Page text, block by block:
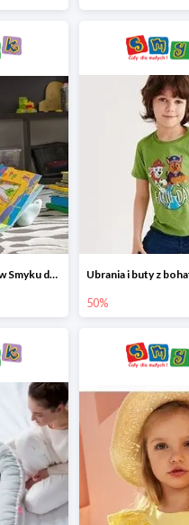
Pierwsze książeczki w Smyku do -45%
50%